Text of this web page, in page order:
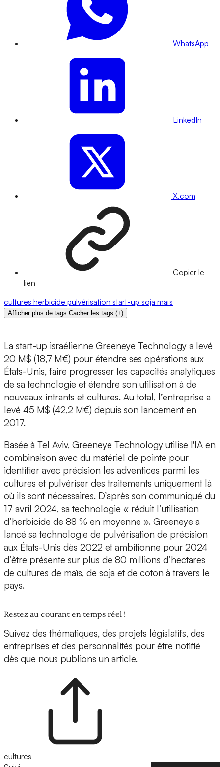
WhatsApp
LinkedIn
X.com
Copier le
lien
cultures herbicide pulvérisation start-up soja maïs
Afficher plus de tags Cacher les tags (+)
La start-up israélienne Greeneye Technology a levé
20 M$ (18,7 M€) pour étendre ses opérations aux
États-Unis, faire progresser les capacités analytiques
de sa technologie et étendre son utilisation à de
nouveaux intrants et cultures. Au total, l’entreprise a
levé 45 M$ (42,2 M€) depuis son lancement en
2017.
Basée à Tel Aviv, Greeneye Technology utilise l'IA en
combinaison avec du matériel de pointe pour
identifier avec précision les adventices parmi les
cultures et pulvériser des traitements uniquement là
où ils sont nécessaires. D’après son communiqué du
17 avril 2024, sa technologie « réduit l’utilisation
d’herbicide de 88 % en moyenne ». Greeneye a
lancé sa technologie de pulvérisation de précision
aux États-Unis dès 2022 et ambitionne pour 2024
d’être présente sur plus de 80 millions d’hectares
de cultures de maïs, de soja et de coton à travers le
pays.
Restez au courant en temps réel !
Suivez des thématiques, des projets législatifs, des
entreprises et des personnalités pour être notifié
dès que nous publions un article.
cultures